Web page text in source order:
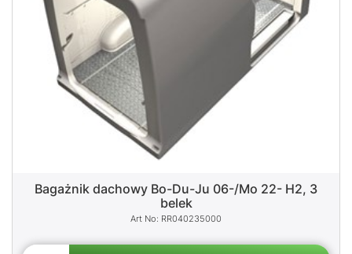
Bagażnik dachowy Bo-Du-Ju 06-/Mo 22- H2, 3
belek
RR040235000